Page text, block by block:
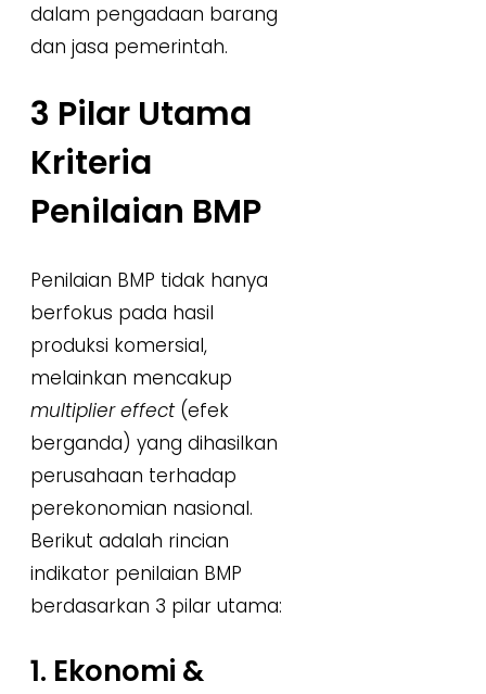
dalam pengadaan barang
dan jasa pemerintah.
3 Pilar Utama
Kriteria
Penilaian BMP
Penilaian BMP tidak hanya
berfokus pada hasil
produksi komersial,
melainkan mencakup
multiplier effect(efek
berganda) yang dihasilkan
perusahaan terhadap
perekonomian nasional.
Berikut adalah rincian
indikator penilaian BMP
berdasarkan 3 pilar utama:
1. Ekonomi &